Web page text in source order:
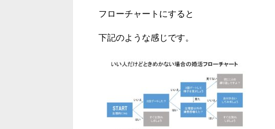
フローチャートにすると
下記のような感じです。